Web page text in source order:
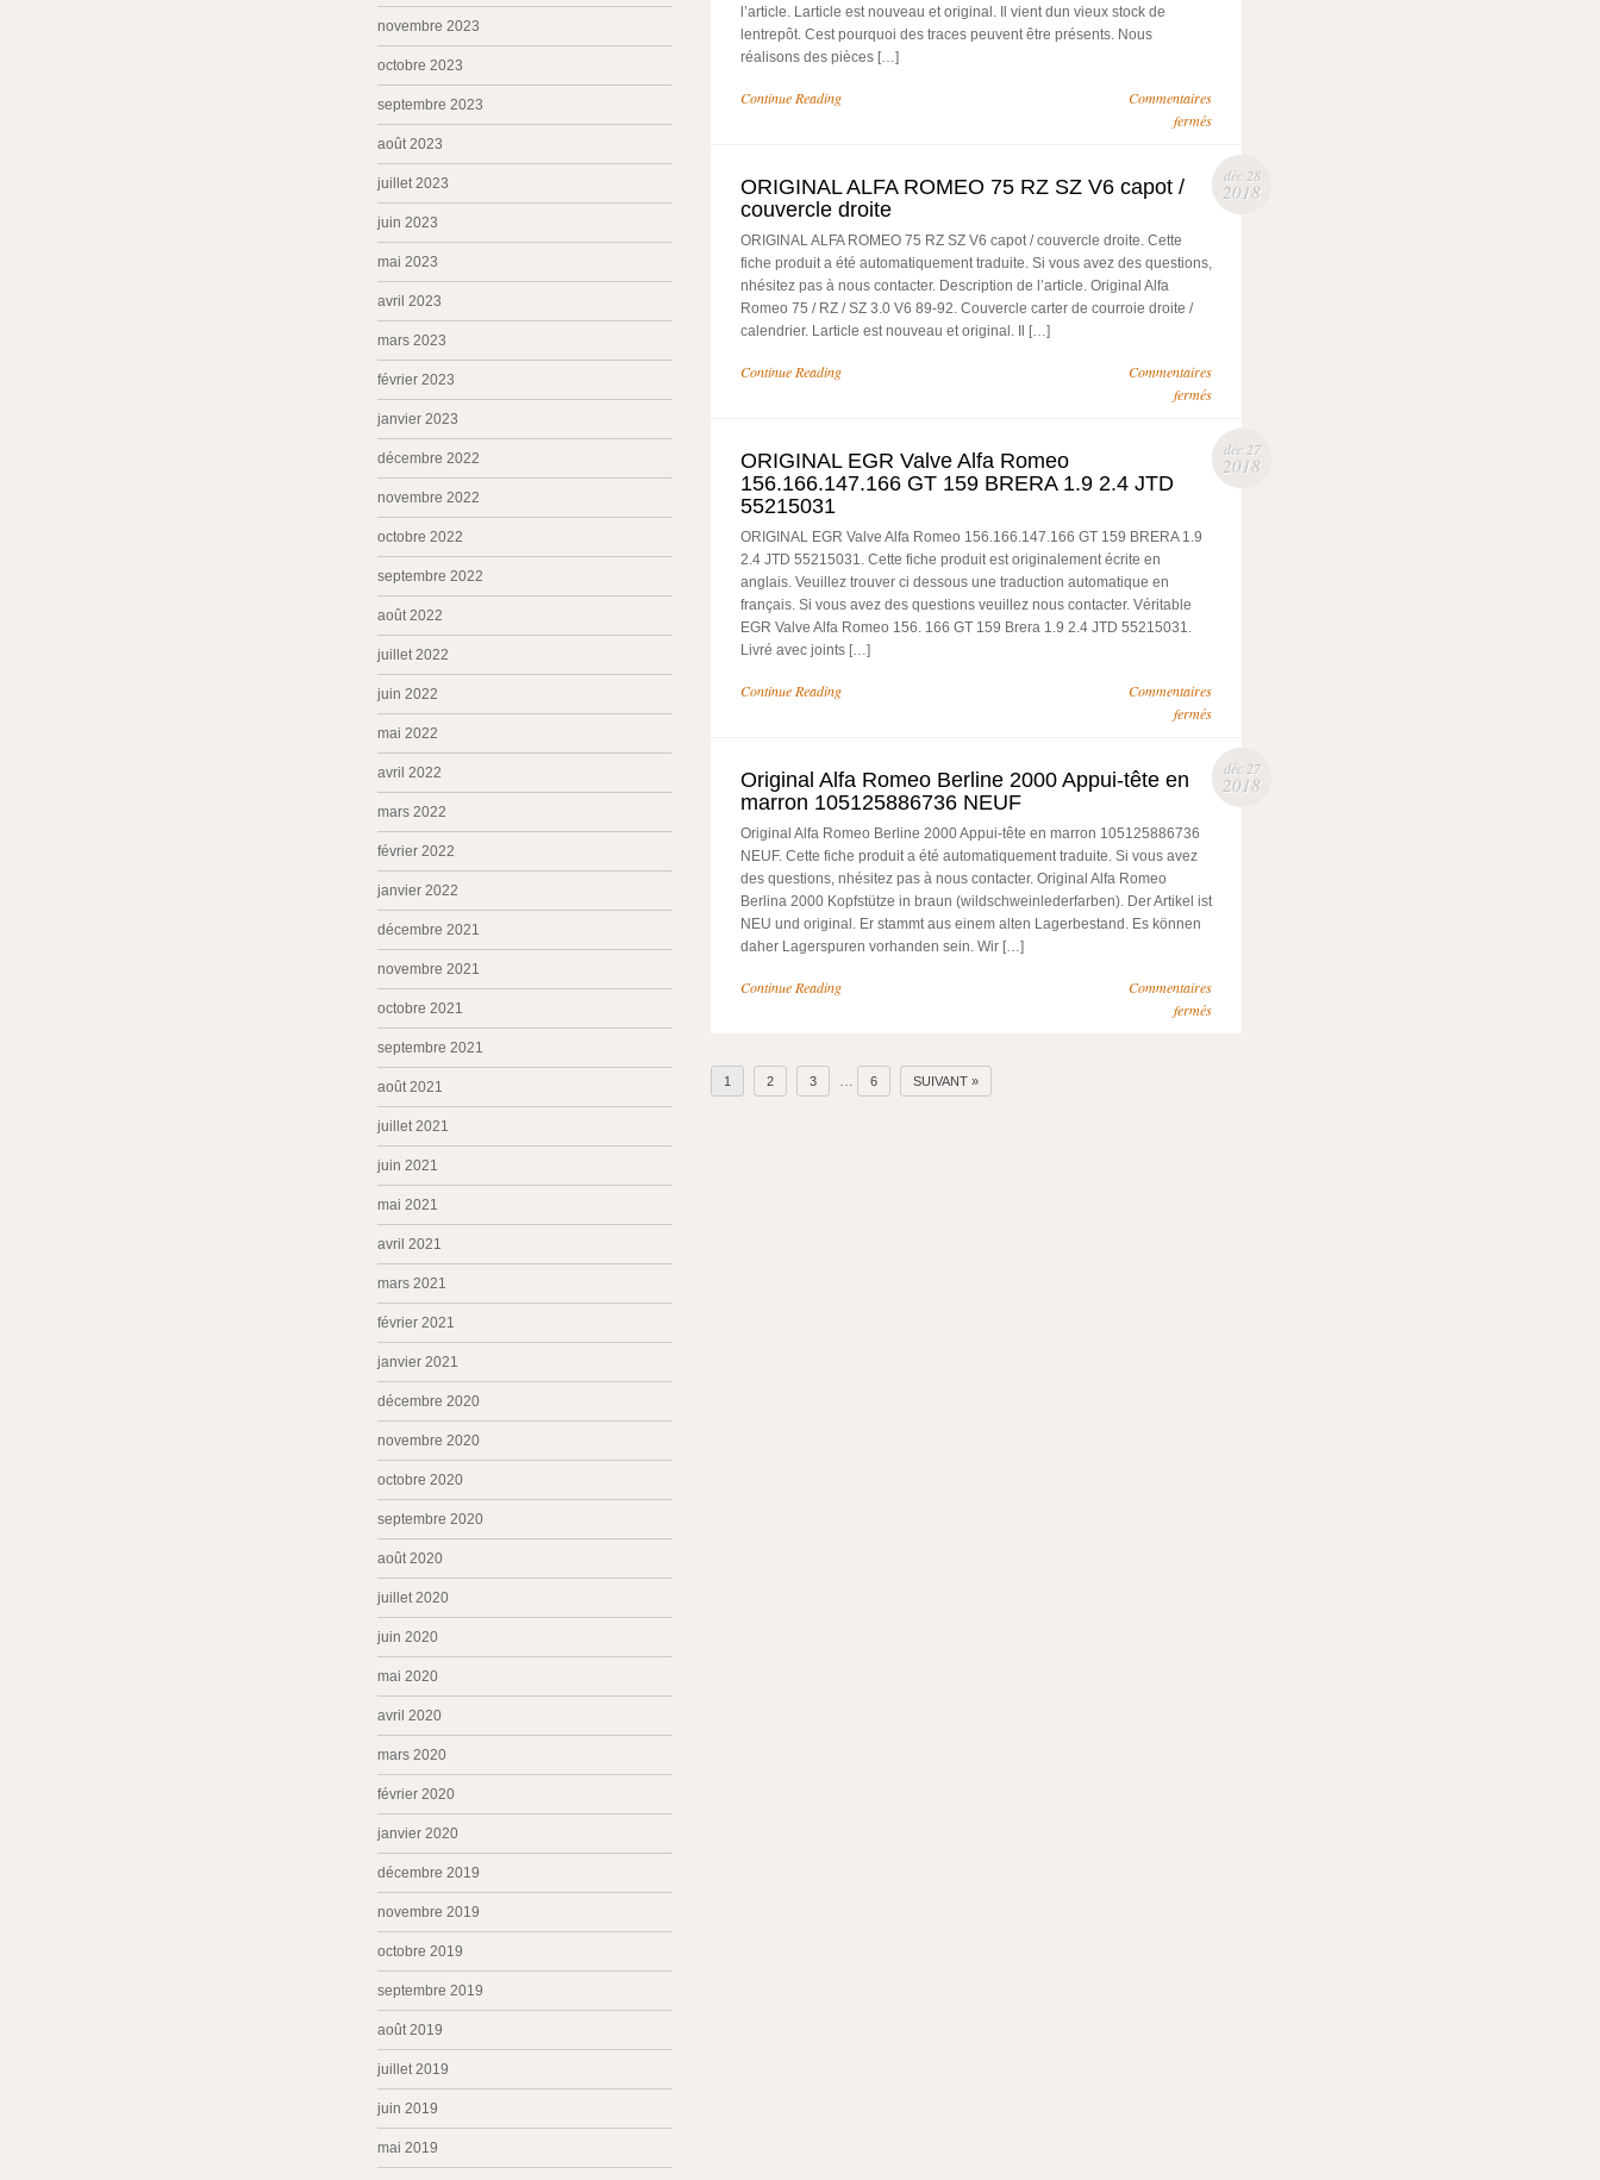
l’article. Larticle est nouveau et original. Il vient dun vieux stock de
lentrepôt. Cest pourquoi des traces peuvent être présents. Nous
réalisons des pièces […]
Continue Reading
Commentaires
fermés
déc 28
2018
ORIGINAL ALFA ROMEO 75 RZ SZ V6 capot /
couvercle droite
ORIGINAL ALFA ROMEO 75 RZ SZ V6 capot / couvercle droite. Cette
fiche produit a été automatiquement traduite. Si vous avez des questions,
nhésitez pas à nous contacter. Description de l’article. Original Alfa
Romeo 75 / RZ / SZ 3.0 V6 89-92. Couvercle carter de courroie droite /
calendrier. Larticle est nouveau et original. Il […]
Continue Reading
Commentaires
fermés
déc 27
2018
ORIGINAL EGR Valve Alfa Romeo
156.166.147.166 GT 159 BRERA 1.9 2.4 JTD
55215031
ORIGINAL EGR Valve Alfa Romeo 156.166.147.166 GT 159 BRERA 1.9
2.4 JTD 55215031. Cette fiche produit est originalement écrite en
anglais. Veuillez trouver ci dessous une traduction automatique en
français. Si vous avez des questions veuillez nous contacter. Véritable
EGR Valve Alfa Romeo 156. 166 GT 159 Brera 1.9 2.4 JTD 55215031.
Livré avec joints […]
Continue Reading
Commentaires
fermés
déc 27
2018
Original Alfa Romeo Berline 2000 Appui-tête en
marron 105125886736 NEUF
Original Alfa Romeo Berline 2000 Appui-tête en marron 105125886736
NEUF. Cette fiche produit a été automatiquement traduite. Si vous avez
des questions, nhésitez pas à nous contacter. Original Alfa Romeo
Berlina 2000 Kopfstütze in braun (wildschweinlederfarben). Der Artikel ist
NEU und original. Er stammt aus einem alten Lagerbestand. Es können
daher Lagerspuren vorhanden sein. Wir […]
Continue Reading
Commentaires
fermés
1 2 3 … 6 SUIVANT »
novembre 2023
octobre 2023
septembre 2023
août 2023
juillet 2023
juin 2023
mai 2023
avril 2023
mars 2023
février 2023
janvier 2023
décembre 2022
novembre 2022
octobre 2022
septembre 2022
août 2022
juillet 2022
juin 2022
mai 2022
avril 2022
mars 2022
février 2022
janvier 2022
décembre 2021
novembre 2021
octobre 2021
septembre 2021
août 2021
juillet 2021
juin 2021
mai 2021
avril 2021
mars 2021
février 2021
janvier 2021
décembre 2020
novembre 2020
octobre 2020
septembre 2020
août 2020
juillet 2020
juin 2020
mai 2020
avril 2020
mars 2020
février 2020
janvier 2020
décembre 2019
novembre 2019
octobre 2019
septembre 2019
août 2019
juillet 2019
juin 2019
mai 2019